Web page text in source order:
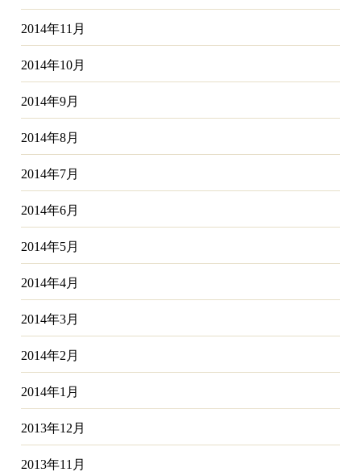
2014年11月
2014年10月
2014年9月
2014年8月
2014年7月
2014年6月
2014年5月
2014年4月
2014年3月
2014年2月
2014年1月
2013年12月
2013年11月